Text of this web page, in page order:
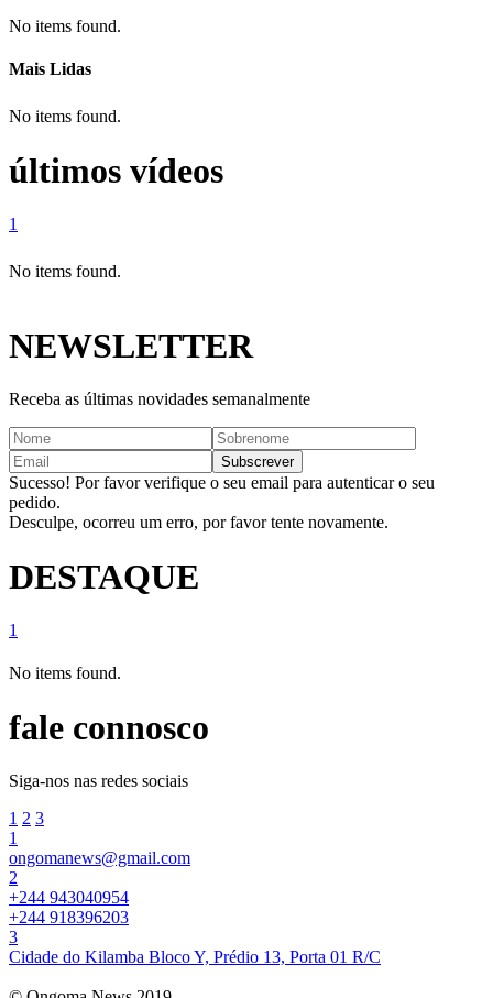
No items found.
Mais Lidas
No items found.
últimos vídeos
1
No items found.
NEWSLETTER
Receba as últimas novidades semanalmente
Sucesso! Por favor verifique o seu email para autenticar o seu
pedido.
Desculpe, ocorreu um erro, por favor tente novamente.
DESTAQUE
1
No items found.
fale connosco
Siga-nos nas redes sociais
1 2 3
1
ongomanews@gmail.com
2
+244 943040954
+244 918396203
3
Cidade do Kilamba Bloco Y, Prédio 13, Porta 01 R/C